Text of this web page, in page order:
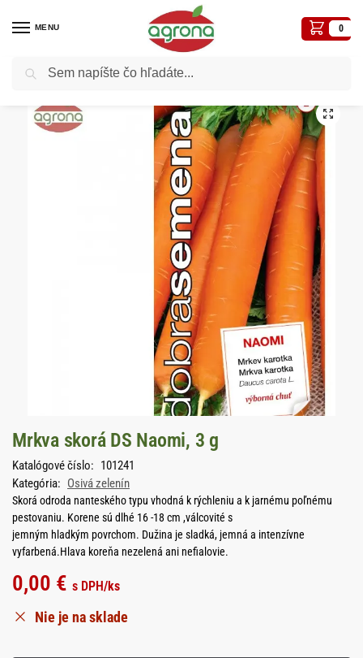
MENU 0
Domov Semená - osivá / Osivá zelenín
Mrkva skorá DS Naomi, 3 g
Katalógové číslo: 101241
Kategória: Osivá zelenín
Skorá odroda nanteského typu vhodná k rýchleniu a k jarnému poľnému
pestovaniu. Korene sú dlhé 16 -18 cm ,válcovité s
jemným hladkým povrchom. Dužina je sladká, jemná a intenzívne
vyfarbená.Hlava koreňa nezelená ani nefialovie.
0,00 € s DPH/ks
Nie je na sklade